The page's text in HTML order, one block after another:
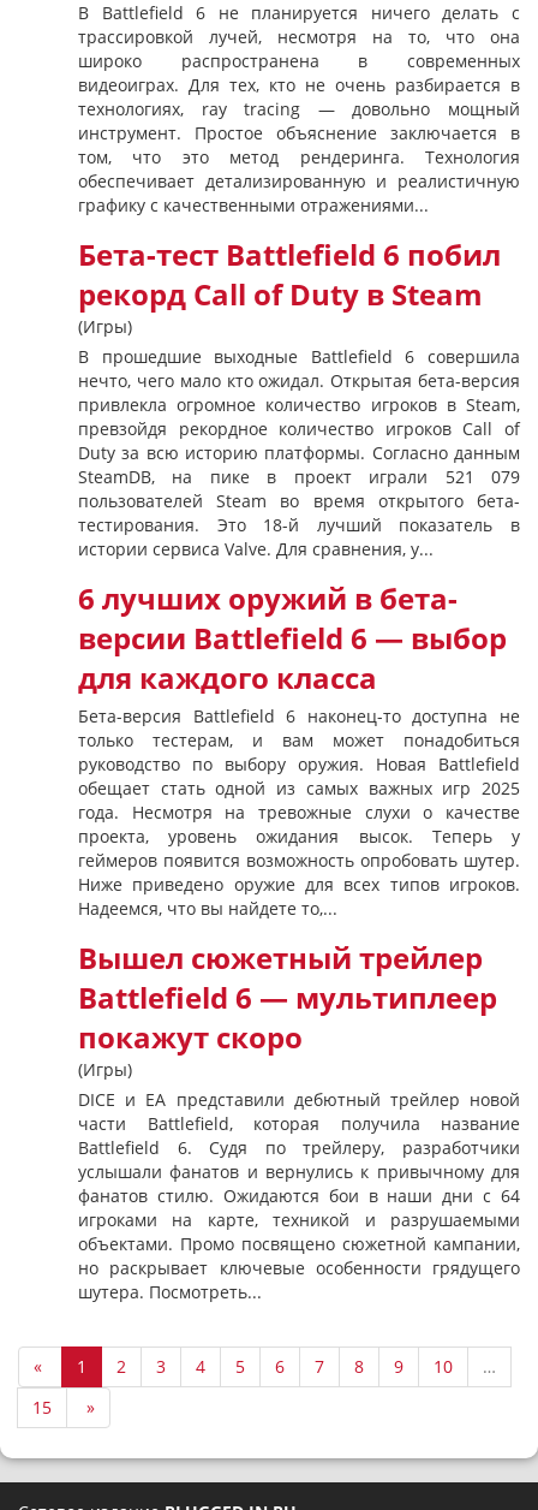
В Battlefield 6 не планируется ничего делать с
трассировкой лучей, несмотря на то, что она
широко распространена в современных
видеоиграх. Для тех, кто не очень разбирается в
технологиях, ray tracing — довольно мощный
инструмент. Простое объяснение заключается в
том, что это метод рендеринга. Технология
обеспечивает детализированную и реалистичную
графику с качественными отражениями...
Бета-тест Battlefield 6 побил
рекорд Call of Duty в Steam
(Игры)
В прошедшие выходные Battlefield 6 совершила
нечто, чего мало кто ожидал. Открытая бета-версия
привлекла огромное количество игроков в Steam,
превзойдя рекордное количество игроков Call of
Duty за всю историю платформы. Согласно данным
SteamDB, на пике в проект играли 521 079
пользователей Steam во время открытого бета-
тестирования. Это 18-й лучший показатель в
истории сервиса Valve. Для сравнения, у...
6 лучших оружий в бета-
версии Battlefield 6 — выбор
для каждого класса
Бета-версия Battlefield 6 наконец-то доступна не
только тестерам, и вам может понадобиться
руководство по выбору оружия. Новая Battlefield
обещает стать одной из самых важных игр 2025
года. Несмотря на тревожные слухи о качестве
проекта, уровень ожидания высок. Теперь у
геймеров появится возможность опробовать шутер.
Ниже приведено оружие для всех типов игроков.
Надеемся, что вы найдете то,...
Вышел сюжетный трейлер
Battlefield 6 — мультиплеер
покажут скоро
(Игры)
DICE и EA представили дебютный трейлер новой
части Battlefield, которая получила название
Battlefield 6. Судя по трейлеру, разработчики
услышали фанатов и вернулись к привычному для
фанатов стилю. Ожидаются бои в наши дни с 64
игроками на карте, техникой и разрушаемыми
объектами. Промо посвящено сюжетной кампании,
но раскрывает ключевые особенности грядущего
шутера. Посмотреть...
« 1 2 3 4 5 6 7 8 9 10
…
15
»